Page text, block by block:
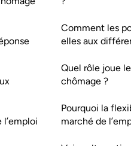
Comment les
elles aux
Quel rôle joue
chômage ?
Pourquoi la
marché de